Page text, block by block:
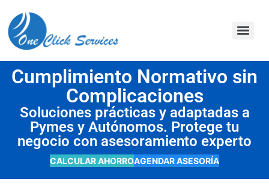
Cumplimiento Normativo sin
Complicaciones
Soluciones prácticas y adaptadas a
Pymes y Autónomos. Protege tu
negocio con asesoramiento experto
CALCULAR AHORROAGENDAR ASESORÍA